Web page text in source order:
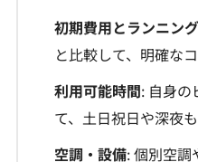
初期費用とランニン
と比較して、明確な
利用可能時間: 自身の
て、土日祝日や深夜
空調・設備: 個別空調